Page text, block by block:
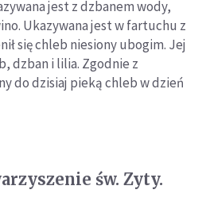
jest z dzbanem wody,
Ukazywana jest w fartuchu z
się chleb niesiony ubogim. Jej
dzban i lilia. Zgodnie z
do dzisiaj pieką chleb w dzień
św. Zyty.